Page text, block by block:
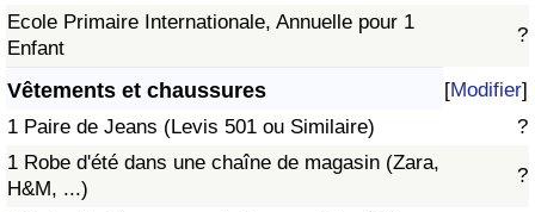
Ecole Primaire Internationale, Annuelle pour 1
Enfant
?
Vêtements et chaussures [Modifier]
1 Paire de Jeans (Levis 501 ou Similaire)
?
1 Robe d'été dans une chaîne de magasin (Zara,
H&M, ...)
?